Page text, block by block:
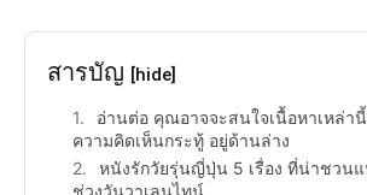
สารบัญ [hide]
อ่านต่อ คุณอาจจะสนใจเนื้อหาเหล่านี้
ความคิดเห็นกระทู้ อยู่ด้านล่าง
หนังรักวัยรุ่นญี่ปุ่น 5 เรื่อง ที่น่าชวน
ช่วงวันวาเลนไทน์